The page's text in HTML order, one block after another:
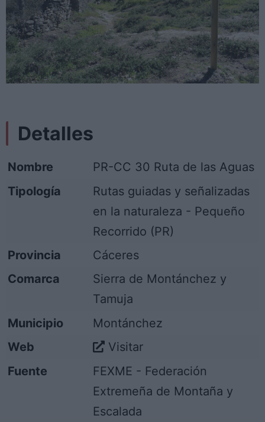
Detalles
Nombre
PR-CC 30 Ruta de las Aguas
Tipología
Rutas guiadas y señalizadas
en la naturaleza - Pequeño
Recorrido (PR)
Provincia
Cáceres
Comarca
Sierra de Montánchez y
Tamuja
Municipio
Montánchez
Web
Visitar
Fuente
FEXME - Federación
Extremeña de Montaña y
Escalada